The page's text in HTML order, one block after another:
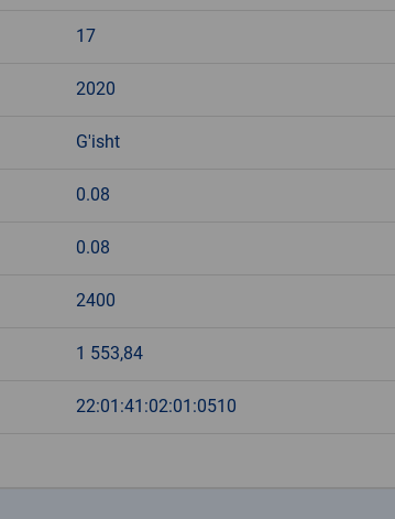
17
2020
G'isht
0.08
0.08
2400
1 553,84
22:01:41:02:01:0510